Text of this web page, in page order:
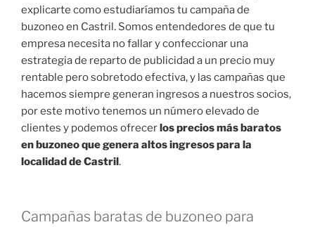
explicarte como estudiaríamos tu campaña de
buzoneo en Castril. Somos entendedores de que tu
empresa necesita no fallar y confeccionar una
estrategia de reparto de publicidad a un precio muy
rentable pero sobretodo efectiva, y las campañas que
hacemos siempre generan ingresos a nuestros socios,
por este motivo tenemos un número elevado de
clientes y podemos ofrecerlos precios más baratos
en buzoneo que genera altos ingresos para la
localidad de Castril.
Campañas baratas de buzoneo para